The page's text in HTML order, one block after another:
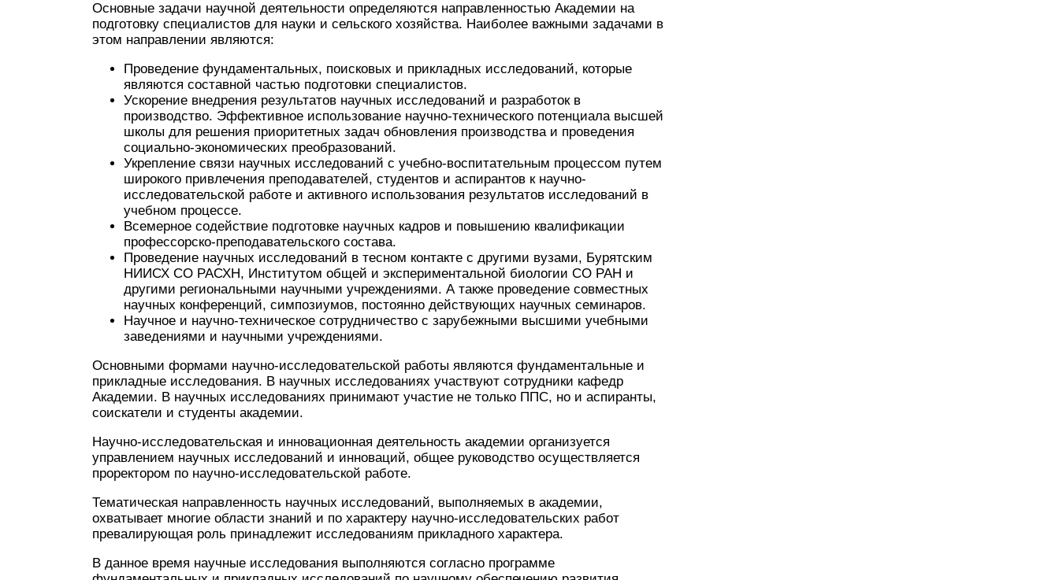
Основные задачи научной деятельности определяются направленностью Академии на
подготовку специалистов для науки и сельского хозяйства. Наиболее важными задачами в
этом направлении являются:
Проведение фундаментальных, поисковых и прикладных исследований, которые
являются составной частью подготовки специалистов.
Ускорение внедрения результатов научных исследований и разработок в
производство. Эффективное использование научно-технического потенциала высшей
школы для решения приоритетных задач обновления производства и проведения
социально-экономических преобразований.
Укрепление связи научных исследований с учебно-воспитательным процессом путем
широкого привлечения преподавателей, студентов и аспирантов к научно-
исследовательской работе и активного использования результатов исследований в
учебном процессе.
Всемерное содействие подготовке научных кадров и повышению квалификации
профессорско-преподавательского состава.
Проведение научных исследований в тесном контакте с другими вузами, Бурятским
НИИСХ СО РАСХН, Институтом общей и экспериментальной биологии СО РАН и
другими региональными научными учреждениями. А также проведение совместных
научных конференций, симпозиумов, постоянно действующих научных семинаров.
Научное и научно-техническое сотрудничество с зарубежными высшими учебными
заведениями и научными учреждениями.
Основными формами научно-исследовательской работы являются фундаментальные и
прикладные исследования. В научных исследованиях участвуют сотрудники кафедр
Академии. В научных исследованиях принимают участие не только ППС, но и аспиранты,
соискатели и студенты академии.
Научно-исследовательская и инновационная деятельность академии организуется
управлением научных исследований и инноваций, общее руководство осуществляется
проректором по научно-исследовательской работе.
Тематическая направленность научных исследований, выполняемых в академии,
охватывает многие области знаний и по характеру научно-исследовательских работ
превалирующая роль принадлежит исследованиям прикладного характера.
В данное время научные исследования выполняются согласно программе